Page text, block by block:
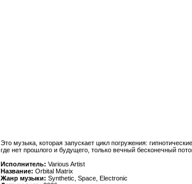
Это музыка, которая запускает цикл погружения:
где нет прошлого и будущего, только вечный бесконечный
Исполнитель: Various Artist
Название: Orbital Matrix
Жанр музыки: Synthetic, Space, Electronic